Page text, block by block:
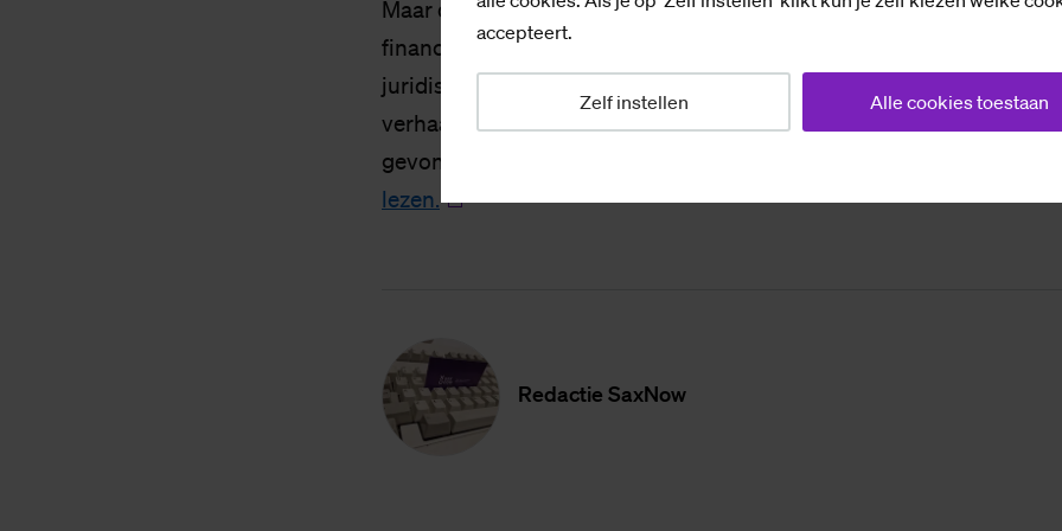
accepteert.
Zelf instellen Alle cookies toestaan
Maar die excuses hebben er vooralsnog niet toe geleid dat het
financiële aansprakelijkheid van het bestuur zijn ingetrokken, of dat
juridische stappen worden gezet, als het artikel weer online komt.
verhaal is nog steeds offline. Op social media werd daarvoor al snel
gevonden.
De Wayback Machine indexeerde het artikel en daar is
lezen.
Re­dac­tie SaxNow